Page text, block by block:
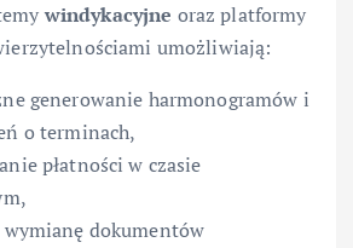
windykacyjne oraz platformy
umożliwiają:
generowanie harmonogramów i
o terminach,
płatności w czasie
wymianę dokumentów